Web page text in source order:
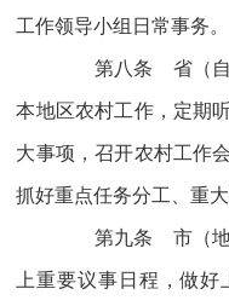
工作领导小组日常事务。
第八条 省（自
本地区农村工作，定期
大事项，召开农村工作
抓好重点任务分工、重
第九条 市（地
上重要议事日程，做